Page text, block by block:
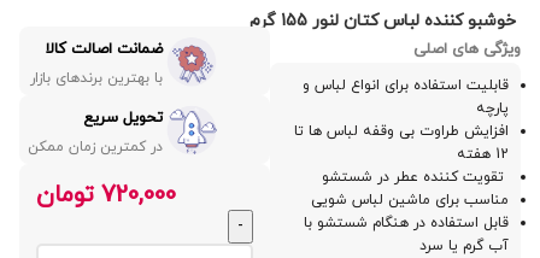
خوشبو کننده لباس کتان لنور 155 گرم
ویژگی های اصلی
قابلیت استفاده برای انواع لباس و
پارچه
افزایش طراوت بی وقفه لباس ها تا
12 هفته
تقویت کننده عطر در شستشو
مناسب برای ماشین لباس شویی
قابل استفاده در هنگام شستشو با
آب گرم یا سرد
ضمانت اصالت کالا
با بهترین برندهای بازار
تحویل سریع
در کمترین زمان ممکن
720,000 تومان